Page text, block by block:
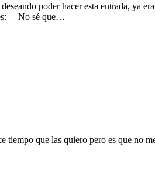
poder hacer esta entrada, ya
No sé que…
que las quiero pero es que no